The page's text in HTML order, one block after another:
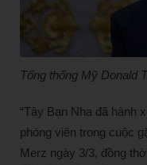
Tổng thống Mỹ Donald
“Tây Ban Nha đã hành
phóng viên trong cuộc
Merz ngày 3/3, đồng